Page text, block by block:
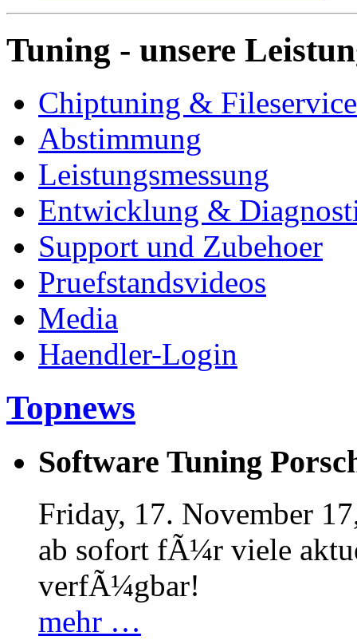
Tuning - unsere
Chiptuning & Fileservice
Abstimmung
Leistungsmessung
Entwicklung &
Support und Zubehoer
Pruefstandsvideos
Media
Haendler-Login
Topnews
Software Tuning
Friday, 17. November
ab sofort fÃ¼r viele
verfÃ¼gbar!
mehr …